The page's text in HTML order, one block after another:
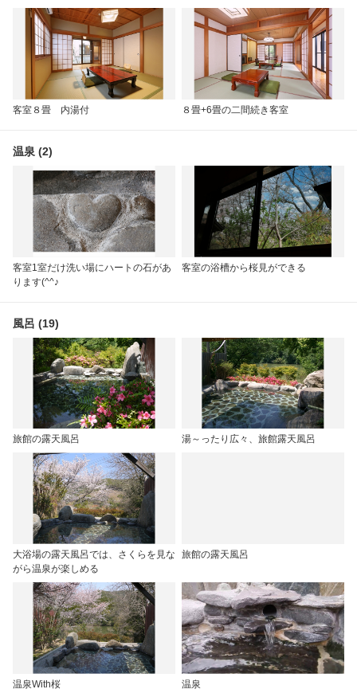
客室８畳 内湯付 ８畳+6畳の二間続き客室
温泉 (2)
客室1室だけ洗い場にハートの石があ
ります(^^♪
客室の浴槽から桜見ができる
風呂 (19)
旅館の露天風呂 湯～ったり広々、旅館露天風呂
大浴場の露天風呂では、さくらを見な
がら温泉が楽しめる
旅館の露天風呂
温泉With桜 温泉